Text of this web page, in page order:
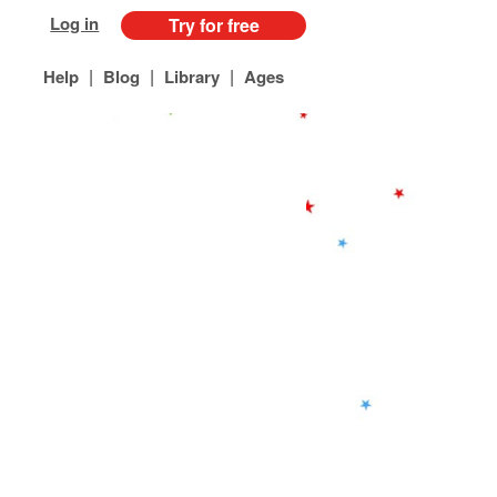
Log in Try for free
Help | Blog | Library | Ages